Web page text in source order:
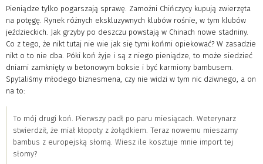
Pieniądze tylko pogarszają sprawę. Zamożni Chińczycy kupują zwierzęta
na potęgę. Rynek różnych ekskluzywnych klubów rośnie, w tym klubów
jeździeckich. Jak grzyby po deszczu powstają w Chinach nowe stadniny.
Co z tego, że nikt tutaj nie wie jak się tymi końmi opiekować? W zasadzie
nikt o to nie dba. Póki koń żyje i są z niego pieniądze, to może siedzieć
dniami zamknięty w betonowym boksie i być karmiony bambusem.
Spytaliśmy młodego biznesmena, czy nie widzi w tym nic dziwnego, a on
na to:
To mój drugi koń. Pierwszy padł po paru miesiącach. Weterynarz
stwierdził, że miał kłopoty z żołądkiem. Teraz nowemu mieszamy
bambus z europejską słomą. Wiesz ile kosztuje mnie import tej
słomy?